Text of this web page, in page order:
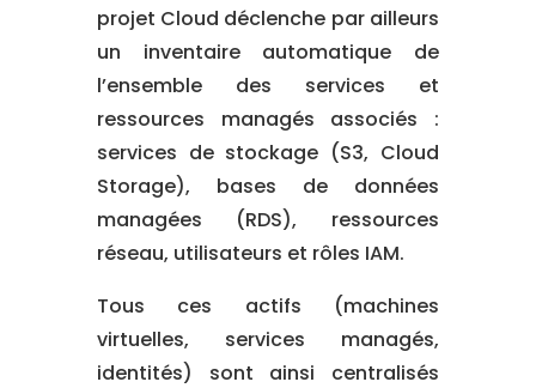
projet Cloud déclenche par ailleurs
un inventaire automatique de
l’ensemble des services et
ressources managés associés :
services de stockage (S3, Cloud
Storage), bases de données
managées (RDS), ressources
réseau, utilisateurs et rôles IAM.
Tous ces actifs (machines
virtuelles, services managés,
identités) sont ainsi centralisés